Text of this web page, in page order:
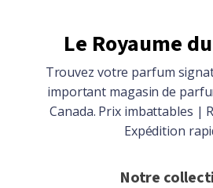
Le Royaume
Trouvez votre parfum
important magasin de
Canada. Prix imbattables |
Expédition
Notre